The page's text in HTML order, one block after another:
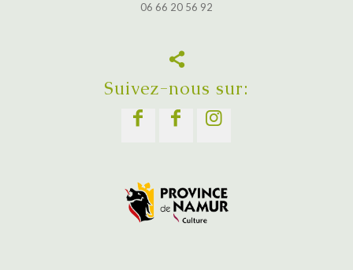
06 66 20 56 92
Suivez-nous sur: